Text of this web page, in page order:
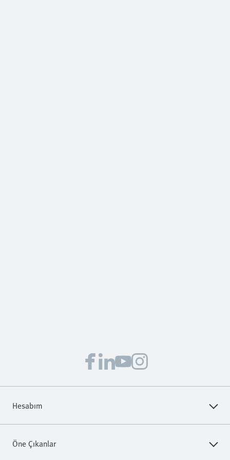
Hesabım
Festo servisleri ve bilgilerine anında ulaşın. Hemen oturum
açın veya kolayca kayıt olun!
Öne Çıkanlar